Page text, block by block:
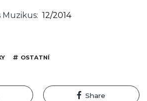
Muzikus 12/2014
OSTATNÍ
Share